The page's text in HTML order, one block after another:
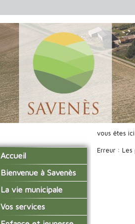
Accueil
Bienvenue à Savenès
Situer Savenès
Savenès en chiffre
L'histoire du village
La vie municipale
Vos élus
Les compte-rendus du
Vos services
La mairie
vous êtes
Erreur :